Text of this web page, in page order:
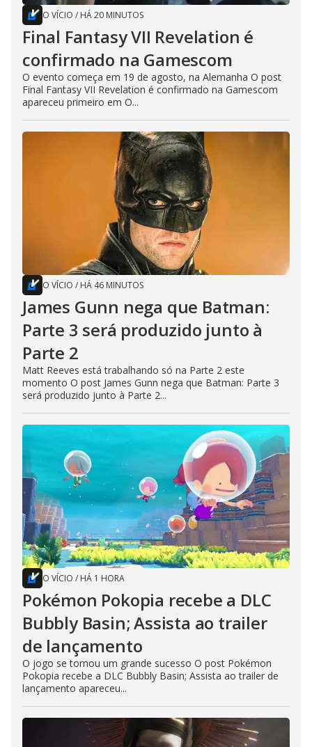
O VÍCIO / HÁ 20 MINUTOS
Final Fantasy VII Revelation é
confirmado na Gamescom
O evento começa em 19 de agosto, na Alemanha O post
Final Fantasy VII Revelation é confirmado na Gamescom
apareceu primeiro em O...
O VÍCIO / HÁ 46 MINUTOS
James Gunn nega que Batman:
Parte 3 será produzido junto à
Parte 2
Matt Reeves está trabalhando só na Parte 2 este
momento O post James Gunn nega que Batman: Parte 3
será produzido junto à Parte 2...
O VÍCIO / HÁ 1 HORA
Pokémon Pokopia recebe a DLC
Bubbly Basin; Assista ao trailer
de lançamento
O jogo se tornou um grande sucesso O post Pokémon
Pokopia recebe a DLC Bubbly Basin; Assista ao trailer de
lançamento apareceu...